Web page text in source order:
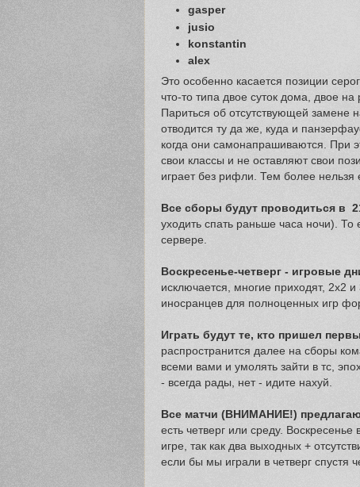
gasper
jusio
konstantin
alex
Это особенно касается позиции
что-то типа двое суток дома, двое
Париться об отсутствующей замене
отводится ту да же, куда и
когда они самонапрашиваются. При
свои классы и не оставляют свои
играет без рифли. Тем более нельзя
Все сборы будут проводиться в
уходить спать раньше часа ночи).
сервере.
Воскресенье-четверг - игровые
исключается, многие приходят, 2х2
иносранцев для полноценных игр
Играть будут те, кто пришел
распространится далее на сборы
всеми вами и умолять зайти в тс,
- всегда рады, нет - идите нахуй.
Все матчи (ВНИМАНИЕ!)
есть четверг или среду.
игре, так как два выходных +
если бы мы играли в четверг спустя